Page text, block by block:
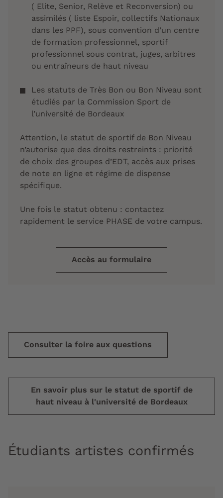
( Elite, Senior, Relève et Reconversion) ou
assimilés ( liste Espoir, collectifs Nationaux
dans les PPF), sous convention d’un centre
de formation professionnel, sportif
professionnel sous contrat, juges, arbitres
ou entraîneurs de haut niveau
Les statuts de Très Bon ou Bon Niveau sont
étudiés par la Commission Sport de
l’université de Bordeaux
Attention, le statut de sportif de Bon Niveau
n’autorise que des droits restreints : priorité
de choix des groupes d’EDT, accès aux prises
de note en ligne et régime de dispense
spécifique.
Une fois le statut obtenu : contactez
rapidement le service PHASE de votre campus.
Accès au formulaire
Consulter la foire aux questions
En savoir plus sur le statut de sportif de
haut niveau à l'université de Bordeaux
Étudiants artistes confirmés